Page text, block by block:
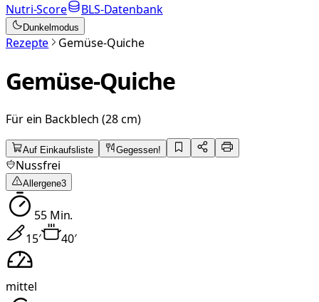
Nutri-Score
BLS-Datenbank
Dunkelmodus
Rezepte Gemüse-Quiche
Gemüse-Quiche
Für ein Backblech (28 cm)
Auf Einkaufsliste Gegessen!
Nussfrei
Allergene3
55Min.
15′ 40′
mittel